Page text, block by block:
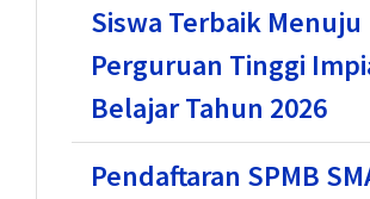
Siswa Terbaik Menuju
Perguruan Tinggi
Belajar Tahun 2026
Pendaftaran SPMB